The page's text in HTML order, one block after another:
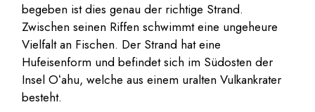
begeben ist dies genau der richtige Strand.
Zwischen seinen Riffen schwimmt eine ungeheure
Vielfalt an Fischen. Der Strand hat eine
Hufeisenform und befindet sich im Südosten der
Insel Oʻahu, welche aus einem uralten Vulkankrater
besteht.